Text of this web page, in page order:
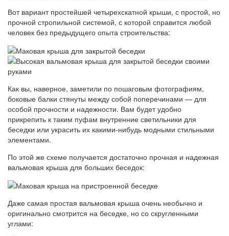
Вот вариант простейшей четырехскатной крыши, с простой, но
прочной стропильной системой, с которой справится любой
человек без предыдущего опыта строительства:
Как вы, наверное, заметили по пошаговым фотографиям,
боковые балки стянуты между собой поперечинами — для
особой прочности и надежности. Вам будет удобно
прикрепить к таким пуфам внутренние светильники для
беседки или украсить их какими-нибудь модными стильными
элементами.
По этой же схеме получается достаточно прочная и надежная
вальмовая крыша для больших беседок:
Даже самая простая вальмовая крыша очень необычно и
оригинально смотрится на беседке, но со скругленными
углами: